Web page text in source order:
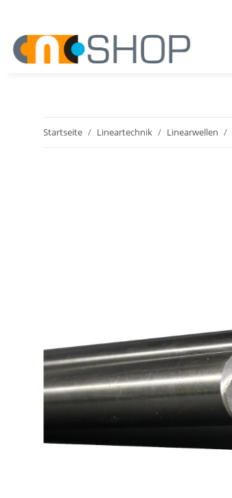
Startseite Lineartechnik Linearwellen